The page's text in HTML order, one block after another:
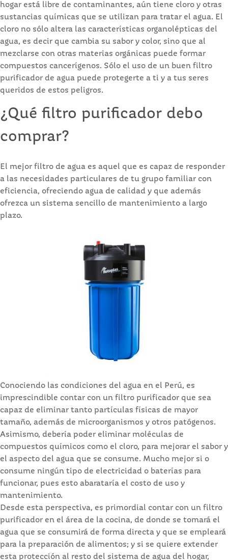
hogar está libre de contaminantes, aún tiene cloro y otras
sustancias químicas que se utilizan para tratar el agua. El
cloro no sólo altera las características organolépticas del
agua, es decir que cambia su sabor y color, sino que al
mezclarse con otras materias orgánicas puede formar
compuestos cancerígenos. Sólo el uso de un buen filtro
purificador de agua puede protegerte a ti y a tus seres
queridos de estos peligros.
¿Qué filtro purificador debo
comprar?
El mejor filtro de agua es aquel que es capaz de responder
a las necesidades particulares de tu grupo familiar con
eficiencia, ofreciendo agua de calidad y que además
ofrezca un sistema sencillo de mantenimiento a largo
plazo.
Conociendo las condiciones del agua en el Perú, es
imprescindible contar con un filtro purificador que sea
capaz de eliminar tanto partículas físicas de mayor
tamaño, además de microorganismos y otros patógenos.
Asimismo, debería poder eliminar moléculas de
compuestos químicos como el cloro, para mejorar el sabor y
el aspecto del agua que se consume. Mucho mejor si o
consume ningún tipo de electricidad o baterías para
funcionar, pues esto abarataría el costo de uso y
mantenimiento.
Desde esta perspectiva, es primordial contar con un filtro
purificador en el área de la cocina, de donde se tomará el
agua que se consumirá de forma directa y que se empleará
para la preparación de alimentos; y si se quiere extender
esta protección al resto del sistema de agua del hogar,